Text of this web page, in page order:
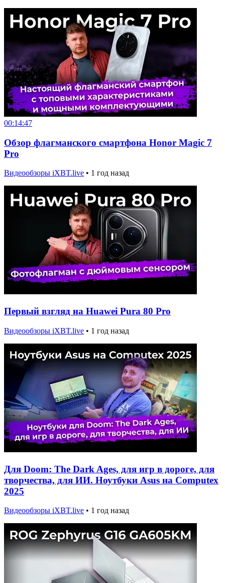
00:14:47
Обзор флагманского смартфона Honor Magic 7
Pro
Видеообзоры iXBT.live • 1 год назад
Первый взгляд на Huawei Pura 80 Pro
Видеообзоры iXBT.live • 1 год назад
Для Doom: The Dark Ages, для игр в дороге, для
творчества, для ИИ. Ноутбуки Asus на Computex
2025
Видеообзоры iXBT.live • 1 год назад